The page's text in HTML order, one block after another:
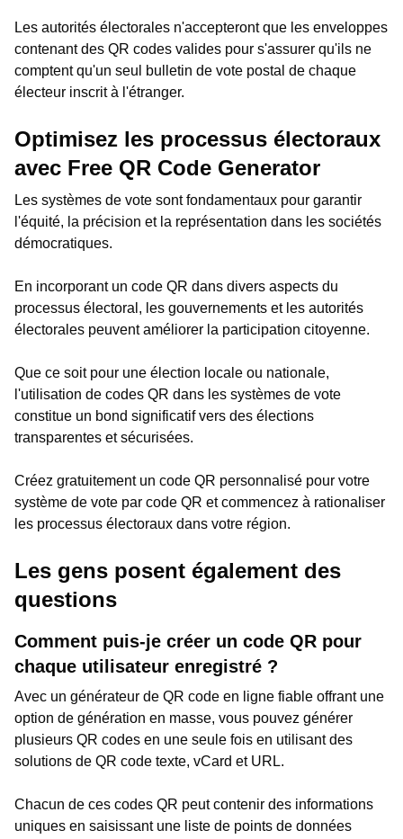
Les autorités électorales n'accepteront que les enveloppes
contenant des QR codes valides pour s'assurer qu'ils ne
comptent qu'un seul bulletin de vote postal de chaque
électeur inscrit à l'étranger.
Optimisez les processus électoraux
avec Free QR Code Generator
Les systèmes de vote sont fondamentaux pour garantir
l'équité, la précision et la représentation dans les sociétés
démocratiques.
En incorporant un code QR dans divers aspects du
processus électoral, les gouvernements et les autorités
électorales peuvent améliorer la participation citoyenne.
Que ce soit pour une élection locale ou nationale,
l'utilisation de codes QR dans les systèmes de vote
constitue un bond significatif vers des élections
transparentes et sécurisées.
Créez gratuitement un code QR personnalisé pour votre
système de vote par code QR et commencez à rationaliser
les processus électoraux dans votre région.
Les gens posent également des
questions
Comment puis-je créer un code QR pour
chaque utilisateur enregistré ?
Avec un générateur de QR code en ligne fiable offrant une
option de génération en masse, vous pouvez générer
plusieurs QR codes en une seule fois en utilisant des
solutions de QR code texte, vCard et URL.
Chacun de ces codes QR peut contenir des informations
uniques en saisissant une liste de points de données